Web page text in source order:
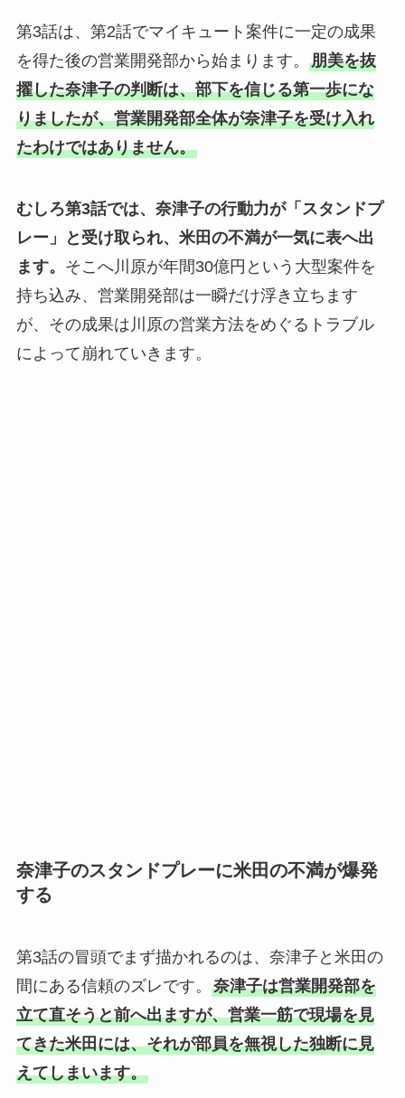
第3話は、第2話でマイキュート案件に一定の成果
を得た後の営業開発部から始まります。 朋美を抜
擢した奈津子の判断は、部下を信じる第一歩にな
りましたが、営業開発部全体が奈津子を受け入れ
たわけではありません。
むしろ第3話では、奈津子の行動力が「スタンドプ
レー」と受け取られ、米田の不満が一気に表へ出
ます。 そこへ川原が年間30億円という大型案件を
持ち込み、営業開発部は一瞬だけ浮き立ちます
が、その成果は川原の営業方法をめぐるトラブル
によって崩れていきます。
奈津子のスタンドプレーに米田の不満が爆発
する
第3話の冒頭でまず描かれるのは、奈津子と米田の
間にある信頼のズレです。 奈津子は営業開発部を
立て直そうと前へ出ますが、営業一筋で現場を見
てきた米田には、それが部員を無視した独断に見
えてしまいます。